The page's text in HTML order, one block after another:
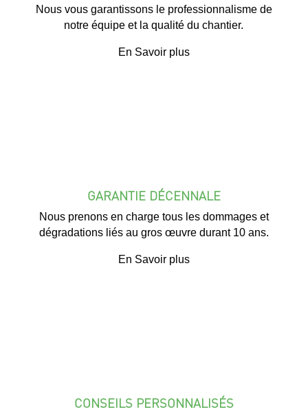
Nous vous garantissons le professionnalisme de
notre équipe et la qualité du chantier.
En Savoir plus
GARANTIE DÉCENNALE
Nous prenons en charge tous les dommages et
dégradations liés au gros œuvre durant 10 ans.
En Savoir plus
CONSEILS PERSONNALISÉS